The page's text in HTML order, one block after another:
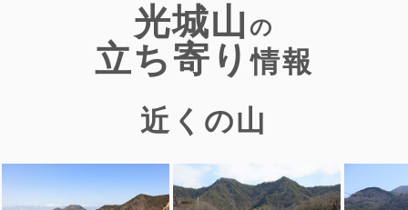
光城山 の
立ち寄り情報
近くの山